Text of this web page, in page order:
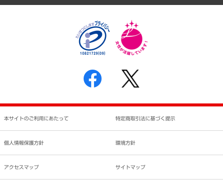
個人情報保護方針
反社会的勢力に対する基本方針
書面による個人情報の開示等の請求の手続きについて
本サイトのご利用にあたって 特定商取引法に基づく提示
個人情報保護方針 環境方針
アクセスマップ サイトマップ